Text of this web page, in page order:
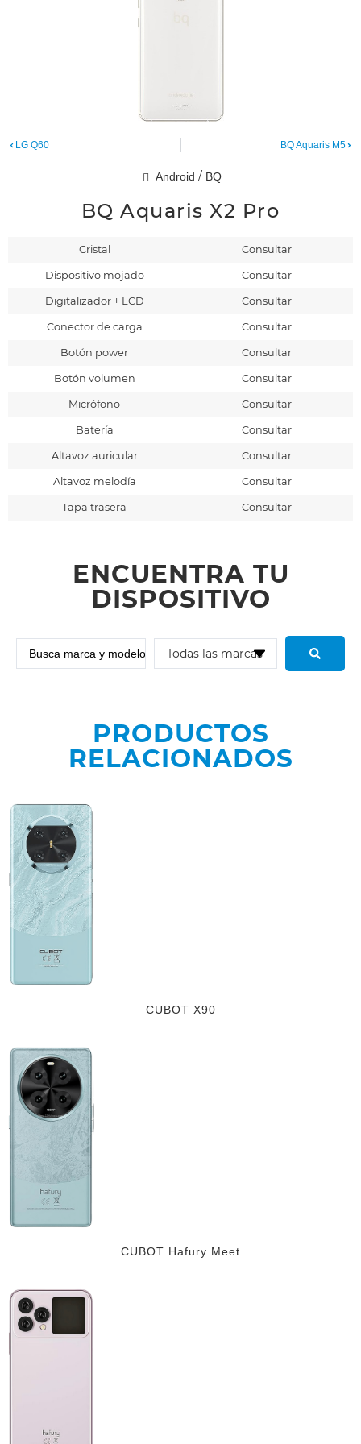
LG Q60 BQ Aquaris M5
Android / BQ
BQ Aquaris X2 Pro
Cristal Consultar
Dispositivo mojado Consultar
Digitalizador + LCD Consultar
Conector de carga Consultar
Botón power Consultar
Botón volumen Consultar
Micrófono Consultar
Batería Consultar
Altavoz auricular Consultar
Altavoz melodía Consultar
Tapa trasera Consultar
ENCUENTRA TU
DISPOSITIVO
PRODUCTOS
RELACIONADOS
CUBOT X90
CUBOT Hafury Meet